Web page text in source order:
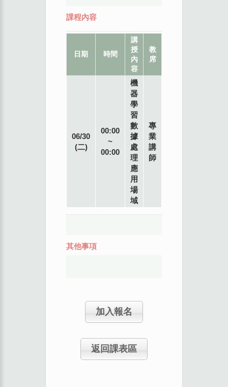
課程內容
日期 時間
講
授
內
容
教
席
06/30
(二)
00:00
~
00:00
機
器
學
習
數
據
處
理
應
用
場
域
專
業
講
師
其他事項
加入報名
返回課表區